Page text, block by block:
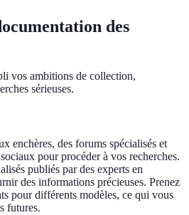
des
vos ambitions de collection,
sérieuses.
enchères, des forums spécialisés et
pour procéder à vos recherches.
publiés par des experts en
des informations précieuses. Prenez
pour différents modèles, ce qui vous
futures.